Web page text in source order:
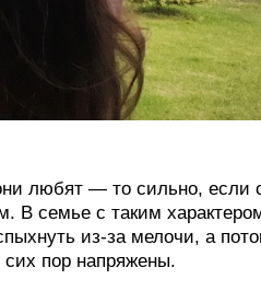
любят — то сильно, если
семье с таким
из-за мелочи, а
сих пор напряжены.